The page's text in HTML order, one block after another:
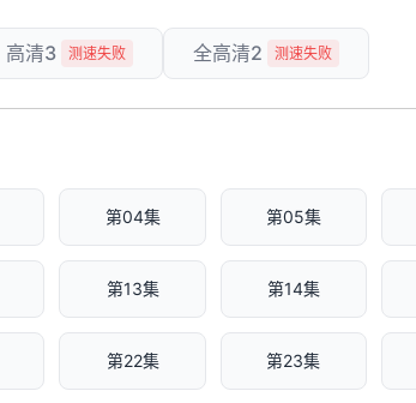
高清3 测速失败 全高清2 测速失败
第04集 第05集
第13集 第14集
第22集 第23集